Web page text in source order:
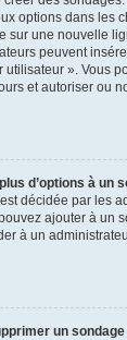
options dans les
sur une nouvelle
peuvent
utilisateur ». Vous
et autoriser ou
d’options à un
décidée par les
ajouter à un
à un
un sondage